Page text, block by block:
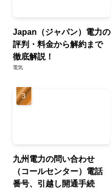
Japan（ジャパン）電力の
評判・料金から解約まで
徹底解説！
電気
九州電力の問い合わせ
（コールセンター）電話
番号、引越し開通手続